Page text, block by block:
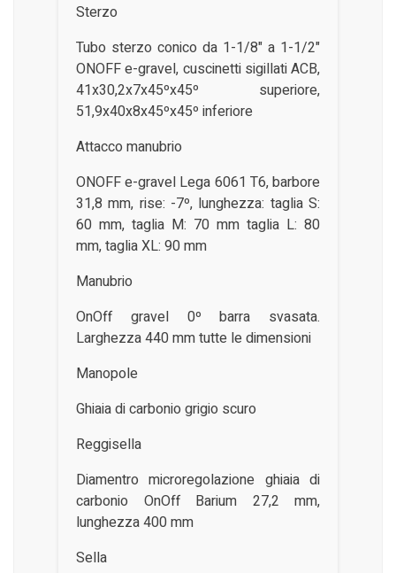
Sterzo
Tubo sterzo conico da 1-1/8" a 1-1/2"
ONOFF e-gravel, cuscinetti sigillati ACB,
41x30,2x7x45ºx45º superiore,
51,9x40x8x45ºx45º inferiore
Attacco manubrio
ONOFF e-gravel Lega 6061 T6, barbore
31,8 mm, rise: -7º, lunghezza: taglia S:
60 mm, taglia M: 70 mm taglia L: 80
mm, taglia XL: 90 mm
Manubrio
OnOff gravel 0º barra svasata.
Larghezza 440 mm tutte le dimensioni
Manopole
Ghiaia di carbonio grigio scuro
Reggisella
Diamentro microregolazione ghiaia di
carbonio OnOff Barium 27,2 mm,
lunghezza 400 mm
Sella